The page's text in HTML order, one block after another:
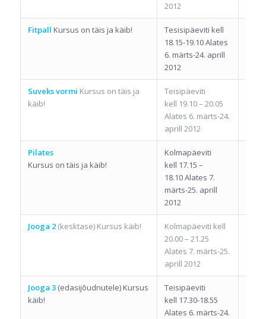
2012
Fitpall Kursus on täis ja käib!
Tesisipäeviti kell
18.15-19.10 Alates
6. märts-24. aprill
2012
Suveks vormi Kursus on täis ja
käib!
Teisipäeviti
kell 19.10 – 20.05
Alates 6. märts-24.
aprill 2012
Pilates
Kursus on täis ja käib!
Kolmapäeviti
kell 17.15 –
18.10 Alates 7.
märts-25. aprill
2012
Jooga 2 (kesktase) Kursus käib!
Kolmapäeviti kell
20.00 – 21.25
Alates 7. märts-25.
aprill 2012
Jooga 3 (edasijõudnutele) Kursus
käib!
Teisipäeviti
kell 17.30-18.55
Alates 6. märts-24.